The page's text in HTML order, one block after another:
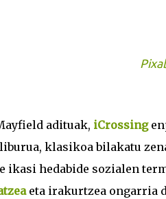
adituak, iCrossing
klasikoa bilakatu
ikasi hedabide sozialen
eta irakurtzea ongarria